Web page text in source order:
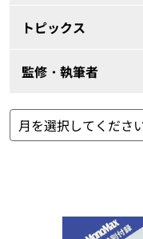
トピックス
監修・執筆者